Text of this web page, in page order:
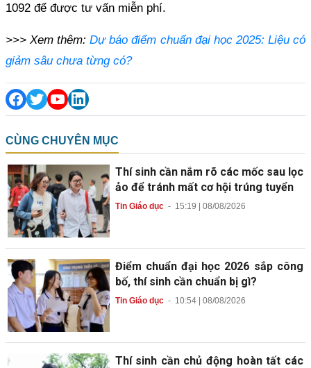
1092 để được tư vấn miễn phí.
>>> Xem thêm:Dự báo điểm chuẩn đại học 2025: Liệu có
giảm sâu chưa từng có?
CÙNG CHUYÊN MỤC
Thí sinh cần nắm rõ các mốc sau lọc
ảo để tránh mất cơ hội trúng tuyển
Tin Giáo dục- 15:19 | 08/08/2026
Điểm chuẩn đại học 2026 sắp công
bố, thí sinh cần chuẩn bị gì?
Tin Giáo dục- 10:54 | 08/08/2026
Thí sinh cần chủ động hoàn tất các